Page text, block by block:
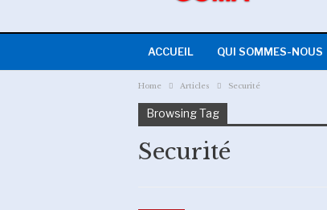
ACCUEIL QUI SOMMES-NOUS
Home Articles Securité
Browsing Tag
Securité